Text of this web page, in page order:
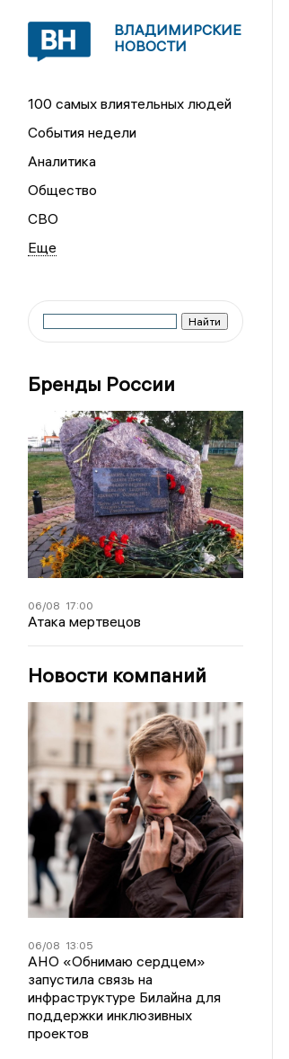
ВЛАДИМИРСКИЕ
НОВОСТИ
100 самых влиятельных людей
События недели
Аналитика
Общество
СВО
Бренды России
06/08 17:00
Атака мертвецов
Новости компаний
06/08 13:05
АНО «Обнимаю сердцем»
запустила связь на
инфраструктуре Билайна для
поддержки инклюзивных
проектов